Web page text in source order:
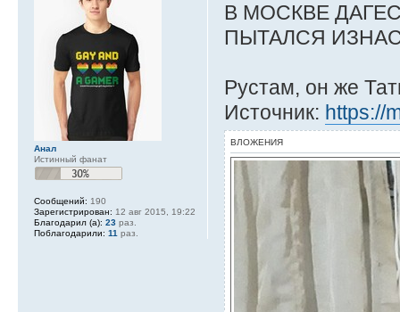
В МОСКВЕ
ПЫТАЛСЯ
Рустам, он же
Источник: https://
ВЛОЖЕНИЯ
Анал
Истинный фанат
Сообщений: 190
Зарегистрирован: 12 авг 2015, 19:22
Благодарил (а): 23 раз.
Поблагодарили: 11 раз.